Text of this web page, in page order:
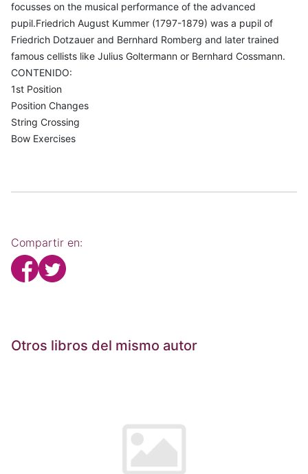
focusses on the musical performance of the advanced
pupil.Friedrich August Kummer (1797-1879) was a pupil of
Friedrich Dotzauer and Bernhard Romberg and later trained
famous cellists like Julius Goltermann or Bernhard Cossmann.
CONTENIDO:
1st Position
Position Changes
String Crossing
Bow Exercises
Compartir en:
Otros libros del mismo autor